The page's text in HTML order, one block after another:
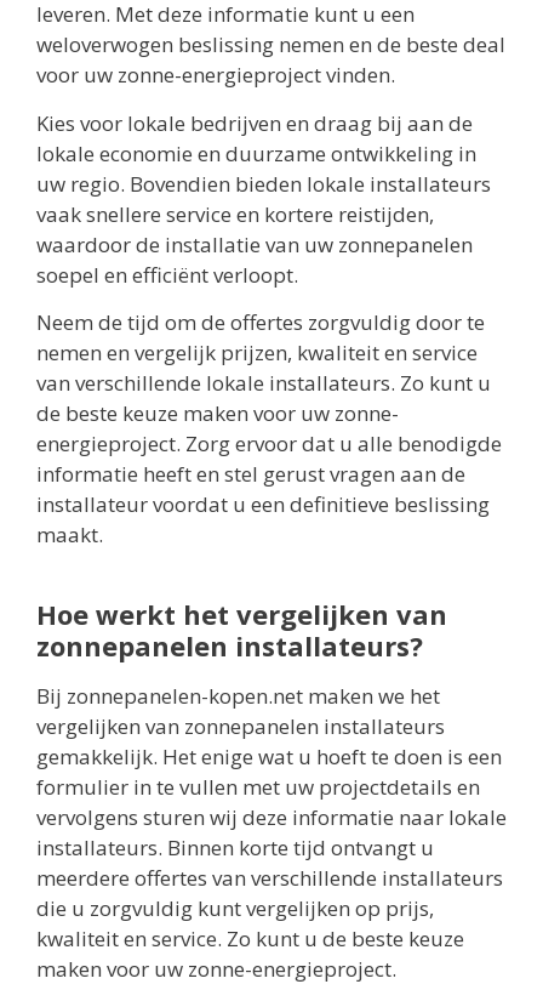
leveren. Met deze informatie kunt u een
weloverwogen beslissing nemen en de beste deal
voor uw zonne-energieproject vinden.
Kies voor lokale bedrijven en draag bij aan de
lokale economie en duurzame ontwikkeling in
uw regio. Bovendien bieden lokale installateurs
vaak snellere service en kortere reistijden,
waardoor de installatie van uw zonnepanelen
soepel en efficiënt verloopt.
Neem de tijd om de offertes zorgvuldig door te
nemen en vergelijk prijzen, kwaliteit en service
van verschillende lokale installateurs. Zo kunt u
de beste keuze maken voor uw zonne-
energieproject. Zorg ervoor dat u alle benodigde
informatie heeft en stel gerust vragen aan de
installateur voordat u een definitieve beslissing
maakt.
Hoe werkt het vergelijken van
zonnepanelen installateurs?
Bij zonnepanelen-kopen.net maken we het
vergelijken van zonnepanelen installateurs
gemakkelijk. Het enige wat u hoeft te doen is een
formulier in te vullen met uw projectdetails en
vervolgens sturen wij deze informatie naar lokale
installateurs. Binnen korte tijd ontvangt u
meerdere offertes van verschillende installateurs
die u zorgvuldig kunt vergelijken op prijs,
kwaliteit en service. Zo kunt u de beste keuze
maken voor uw zonne-energieproject.